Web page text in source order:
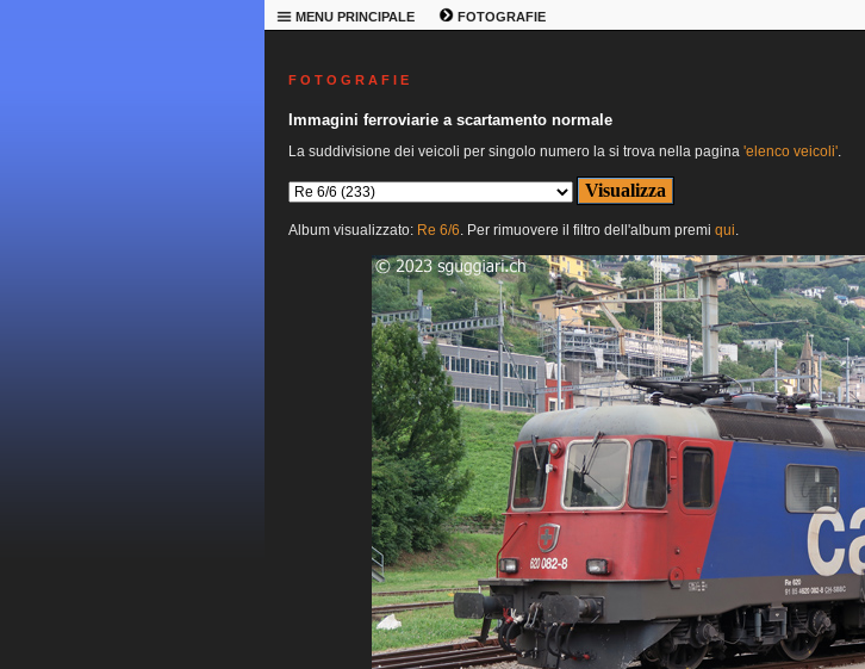
MENU PRINCIPALE FOTOGRAFIE
F O T O G R A F I E
Immagini ferroviarie a scartamento normale
La suddivisione dei veicoli per singolo numero la si trova nella pagina 'elenco veicoli'.
Album visualizzato: Re 6/6. Per rimuovere il filtro dell'album premi qui.